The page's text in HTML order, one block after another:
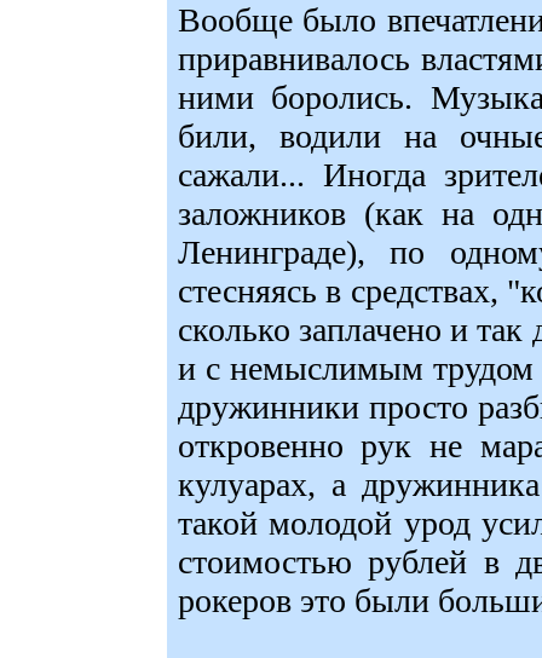
Вообще было
приравнивалось
ними боролись.
били, водили на
сажали... Иногда
заложников (как на
Ленинграде), по
стесняясь в средствах,
сколько заплачено и
и с немыслимым трудом
дружинники просто
откровенно рук не
кулуарах, а
такой молодой урод
стоимостью рублей в
рокеров это были